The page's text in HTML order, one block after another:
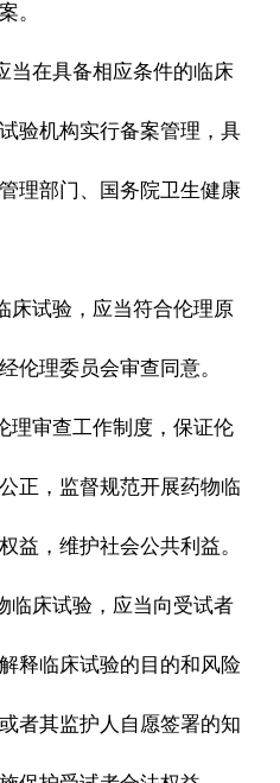
。
在具备相应条件的临床
验机构实行备案管理，具
理部门、国务院卫生健康
试验，应当符合伦理原
伦理委员会审查同意。
审查工作制度，保证伦
正，监督规范开展药物临
益，维护社会公共利益。
床试验，应当向受试者
释临床试验的目的和风险
者其监护人自愿签署的知